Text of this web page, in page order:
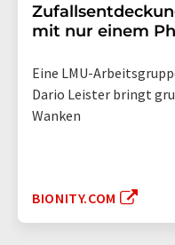
mit nur einem
Eine LMU-
Dario Leister bringt
Wanken
BIONITY.COM